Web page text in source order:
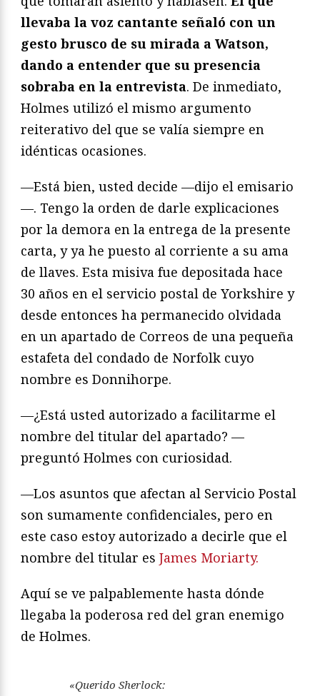
llevaba la voz cantante señaló con un
gesto brusco de su mirada a Watson,
dando a entender que su presencia
sobraba en la entrevista. De inmediato,
Holmes utilizó el mismo argumento
reiterativo del que se valía siempre en
idénticas ocasiones.
—Está bien, usted decide —dijo el emisario
—. Tengo la orden de darle explicaciones
por la demora en la entrega de la presente
carta, y ya he puesto al corriente a su ama
de llaves. Esta misiva fue depositada hace
30 años en el servicio postal de Yorkshire y
desde entonces ha permanecido olvidada
en un apartado de Correos de una pequeña
estafeta del condado de Norfolk cuyo
nombre es Donnihorpe.
—¿Está usted autorizado a facilitarme el
nombre del titular del apartado? —
preguntó Holmes con curiosidad.
—Los asuntos que afectan al Servicio Postal
son sumamente confidenciales, pero en
este caso estoy autorizado a decirle que el
nombre del titular es James Moriarty.
Aquí se ve palpablemente hasta dónde
llegaba la poderosa red del gran enemigo
de Holmes.
«Querido Sherlock: